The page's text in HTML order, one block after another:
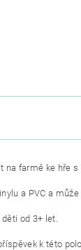
na farmě ke hře
a PVC a
od 3+ let.
k této